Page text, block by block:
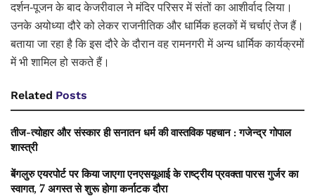
दर्शन-पूजन के बाद केजरीवाल ने मंदिर परिसर में संतों का आशीर्वाद लिया।
उनके अयोध्या दौरे को लेकर राजनीतिक और धार्मिक हलकों में चर्चाएं तेज हैं।
बताया जा रहा है कि इस दौरे के दौरान वह रामनगरी में अन्य धार्मिक कार्यक्रमों
में भी शामिल हो सकते हैं।
Related Posts
तीज-त्योहार और संस्कार ही सनातन धर्म की वास्तविक पहचान : गजेन्द्र गोपाल
शास्त्री
बेंगलुरु एयरपोर्ट पर किया जाएगा एनएसयूआई के राष्ट्रीय प्रवक्ता पारस गुर्जर का
स्वागत, 7 अगस्त से शुरू होगा कर्नाटक दौरा